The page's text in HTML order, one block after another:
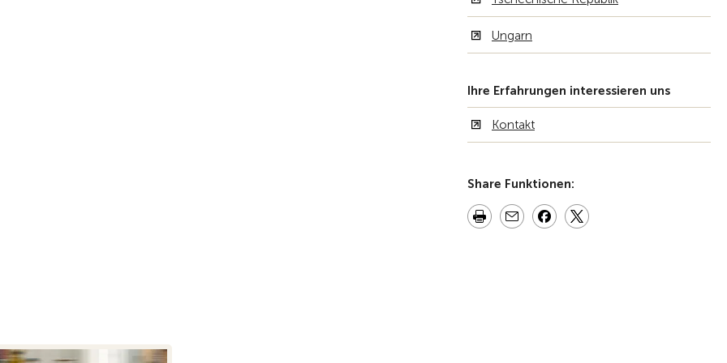
Ungarn
Ihre Erfahrungen interessieren uns
Kontakt
Share Funktionen: